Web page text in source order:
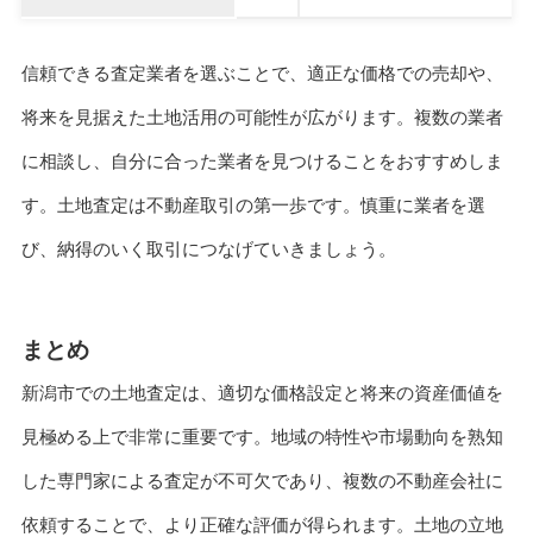
信頼できる査定業者を選ぶことで、適正な価格での売却や、
将来を見据えた土地活用の可能性が広がります。複数の業者
に相談し、自分に合った業者を見つけることをおすすめしま
す。土地査定は不動産取引の第一歩です。慎重に業者を選
び、納得のいく取引につなげていきましょう。
まとめ
新潟市での土地査定は、適切な価格設定と将来の資産価値を
見極める上で非常に重要です。地域の特性や市場動向を熟知
した専門家による査定が不可欠であり、複数の不動産会社に
依頼することで、より正確な評価が得られます。土地の立地